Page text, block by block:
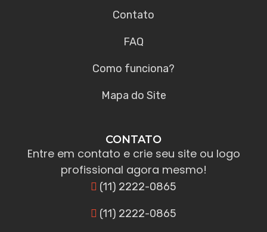
Contato
FAQ
Como funciona?
Mapa do Site
CONTATO
Entre em contato e crie seu site ou logo
profissional agora mesmo!
(11) 2222-0865
(11) 2222-0865